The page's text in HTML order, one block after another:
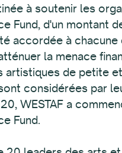
à soutenir les
Fund, d'un montant
accordée à
la menace
artistiques de petite
considérées par
WESTAF a
Fund.